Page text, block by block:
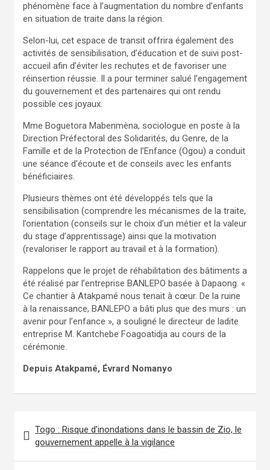
phénomène face à l’augmentation du nombre d’enfants
en situation de traite dans la région.
Selon-lui, cet espace de transit offrira également des
activités de sensibilisation, d’éducation et de suivi post-
accueil afin d’éviter les rechutes et de favoriser une
réinsertion réussie. Il a pour terminer salué l’engagement
du gouvernement et des partenaires qui ont rendu
possible ces joyaux.
Mme Boguetora Mabenmèna, sociologue en poste à la
Direction Préfectoral des Solidarités, du Genre, de la
Famille et de la Protection de l’Enfance (Ogou) a conduit
une séance d’écoute et de conseils avec les enfants
bénéficiaires.
Plusieurs thèmes ont été développés tels que la
sensibilisation (comprendre les mécanismes de la traite,
l’orientation (conseils sur le choix d’un métier et la valeur
du stage d’apprentissage) ainsi que la motivation
(revaloriser le rapport au travail et à la formation).
Rappelons que le projet de réhabilitation des bâtiments a
été réalisé par l’entreprise BANLEPO basée à Dapaong. «
Ce chantier à Atakpamé nous tenait à cœur. De la ruine
à la renaissance, BANLEPO a bâti plus que des murs : un
avenir pour l’enfance », a souligné le directeur de ladite
entreprise M. Kantchebe Foagoatidja au cours de la
cérémonie.
Depuis Atakpamé, Évrard Nomanyo
de
l’article
Togo : Risque d’inondations dans le bassin de Zio, le
gouvernement appelle à la vigilance